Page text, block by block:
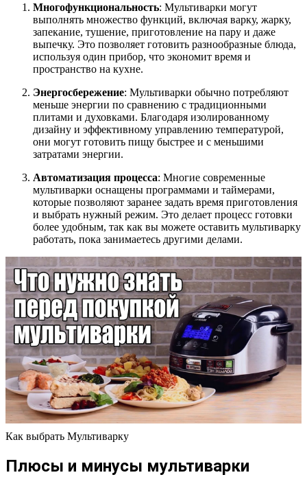
Многофункциональность: Мультиварки могут
выполнять множество функций, включая варку, жарку,
запекание, тушение, приготовление на пару и даже
выпечку. Это позволяет готовить разнообразные блюда,
используя один прибор, что экономит время и
пространство на кухне.
Энергосбережение: Мультиварки обычно потребляют
меньше энергии по сравнению с традиционными
плитами и духовками. Благодаря изолированному
дизайну и эффективному управлению температурой,
они могут готовить пищу быстрее и с меньшими
затратами энергии.
Автоматизация процесса: Многие современные
мультиварки оснащены программами и таймерами,
которые позволяют заранее задать время приготовления
и выбрать нужный режим. Это делает процесс готовки
более удобным, так как вы можете оставить мультиварку
работать, пока занимаетесь другими делами.
Как выбрать Мультиварку
Плюсы и минусы мультиварки